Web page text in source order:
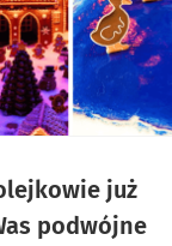
już
podwójne